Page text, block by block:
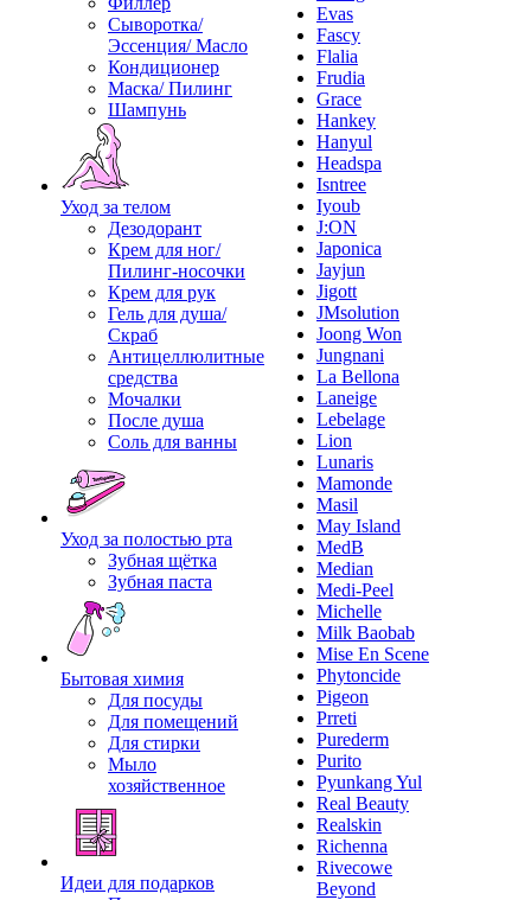
Сыворотка/
Эссенция/ Масло
Кондиционер
Маска/ Пилинг
Шампунь
Уход за телом
Дезодорант
Крем для ног/
Пилинг-носочки
Крем для рук
Гель для душа/
Скраб
Антицеллюлитные
средства
Мочалки
После душа
Соль для ванны
Уход за полостью рта
Зубная щётка
Зубная паста
Бытовая химия
Для посуды
Для помещений
Для стирки
Мыло
хозяйственное
Идеи для подарков
Evas
Fascy
Flalia
Frudia
Grace
Hankey
Hanyul
Headspa
Isntree
Iyoub
J:ON
Japonica
Jayjun
Jigott
JMsolution
Joong Won
Jungnani
La Bellona
Laneige
Lebelage
Lion
Lunaris
Mamonde
Masil
May Island
MedB
Median
Medi-Peel
Michelle
Milk Baobab
Mise En Scene
Phytoncide
Pigeon
Prreti
Purederm
Purito
Pyunkang Yul
Real Beauty
Realskin
Richenna
Rivecowe
Beyond